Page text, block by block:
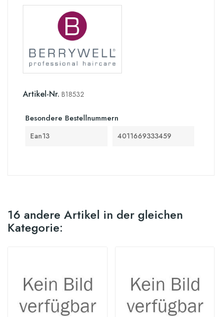
Artikel-Nr. B18532
Besondere Bestellnummern
Ean13 4011669333459
16 andere Artikel in der gleichen
Kategorie: